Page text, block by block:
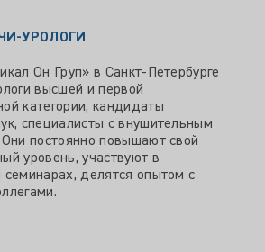
УРОЛОГИ
Он Груп» в Санкт-Петербурге
высшей и первой
категории, кандидаты
специалисты с внушительным
постоянно повышают свой
уровень, участвуют в
делятся опытом с